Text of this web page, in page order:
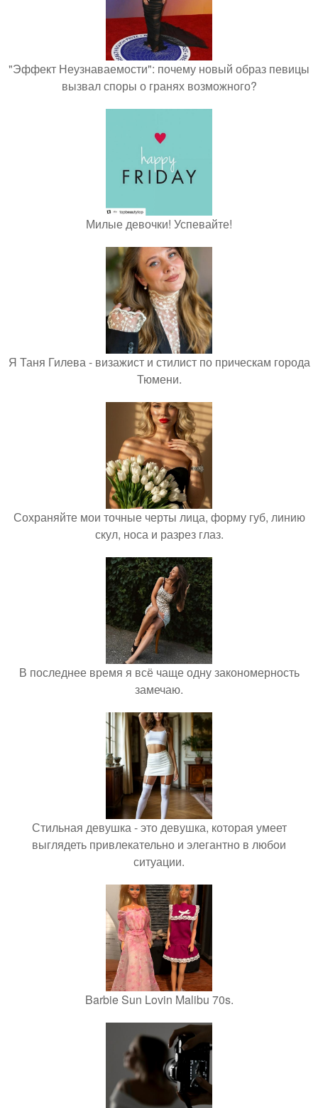
"Эффект Неузнаваемости": почему новый образ певицы
вызвал споры о гранях возможного?
Милые девочки! Успевайте!
Я Таня Гилева - визажист и стилист по прическам города
Тюмени.
Сохраняйте мои точные черты лица, форму губ, линию
скул, носа и разрез глаз.
В последнее время я всё чаще одну закономерность
замечаю.
Стильная девушка - это девушка, которая умеет
выглядеть привлекательно и элегантно в любои
ситуации.
Barbie Sun Lovin Malibu 70s.